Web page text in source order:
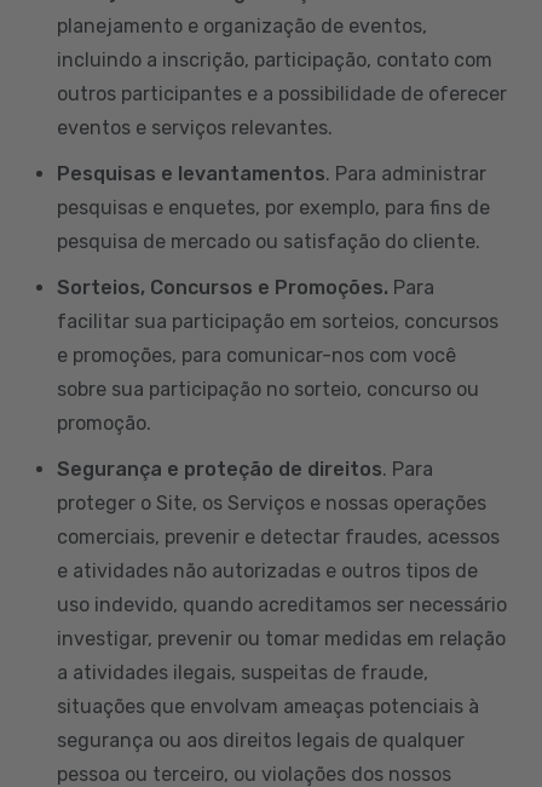
planejamento e organização de eventos,
incluindo a inscrição, participação, contato com
outros participantes e a possibilidade de oferecer
eventos e serviços relevantes.
Pesquisas e levantamentos. Para administrar
pesquisas e enquetes, por exemplo, para fins de
pesquisa de mercado ou satisfação do cliente.
Sorteios, Concursos e Promoções. Para
facilitar sua participação em sorteios, concursos
e promoções, para comunicar-nos com você
sobre sua participação no sorteio, concurso ou
promoção.
Segurança e proteção de direitos. Para
proteger o Site, os Serviços e nossas operações
comerciais, prevenir e detectar fraudes, acessos
e atividades não autorizadas e outros tipos de
uso indevido, quando acreditamos ser necessário
investigar, prevenir ou tomar medidas em relação
a atividades ilegais, suspeitas de fraude,
situações que envolvam ameaças potenciais à
segurança ou aos direitos legais de qualquer
pessoa ou terceiro, ou violações dos nossos